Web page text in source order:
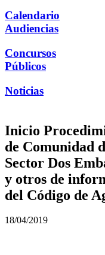
Calendario
Audiencias
Concursos
Públicos
Noticias
Inicio
de Comunidad
Sector Dos
y otros de
del Código de
18/04/2019